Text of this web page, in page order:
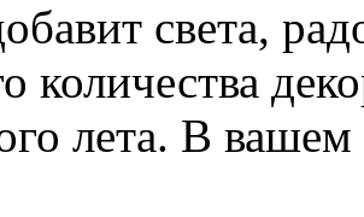
света,
количества
лета. В